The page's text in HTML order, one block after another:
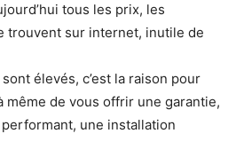
tous les prix, les
trouvent sur internet, inutile de
élevés, c’est la raison pour
même de vous offrir une garantie,
une installation